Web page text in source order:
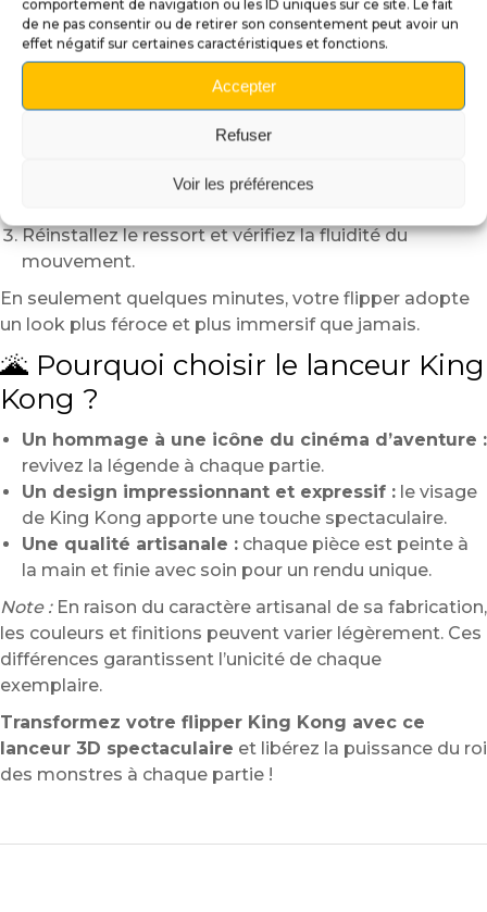
comportement de navigation ou les ID uniques sur ce site. Le fait
de ne pas consentir ou de retirer son consentement peut avoir un
effet négatif sur certaines caractéristiques et fonctions.
Accepter
Refuser
Voir les préférences
🛠️ Installation simple et rapide
L’installation du lanceur King Kong est accessible à
Retirez le ressort et les fixations de votre ancien
Alignez soigneusement le nouveau lanceur avec le
Réinstallez le ressort et vérifiez la fluidité du
mouvement.
En seulement quelques minutes, votre flipper adopte
un look plus féroce et plus immersif que jamais.
🌋 Pourquoi choisir le lanceur King
Kong ?
Un hommage à une icône du cinéma d’aventure :
revivez la légende à chaque partie.
Un design impressionnant et expressif : le visage
de King Kong apporte une touche spectaculaire.
Une qualité artisanale : chaque pièce est peinte à
la main et finie avec soin pour un rendu unique.
Note :En raison du caractère artisanal de sa fabrication,
les couleurs et finitions peuvent varier légèrement. Ces
différences garantissent l’unicité de chaque
exemplaire.
Transformez votre flipper King Kong avec ce
lanceur 3D spectaculaire et libérez la puissance du roi
des monstres à chaque partie !